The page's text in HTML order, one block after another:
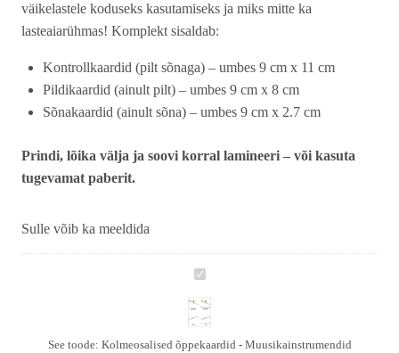
väikelastele koduseks kasutamiseks ja miks mitte ka
lasteaiarühmas! Komplekt sisaldab:
Kontrollkaardid (pilt sõnaga) – umbes 9 cm x 11 cm
Pildikaardid (ainult pilt) – umbes 9 cm x 8 cm
Sõnakaardid (ainult sõna) – umbes 9 cm x 2.7 cm
Prindi, lõika välja ja soovi korral lamineeri – või kasuta
tugevamat paberit.
Sulle võib ka meeldida
Kolmeosalised
õppekaardid
-
Muusikainstrumendid
See toode: Kolmeosalised õppekaardid - Muusikainstrumendid